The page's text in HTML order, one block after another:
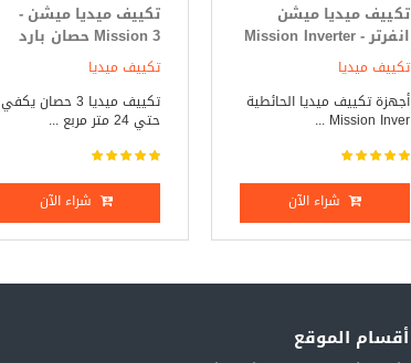
تكييف ميديا ميشن
انفرتر - Mission Inverter
3 حصان بارد _ ساخن
تكييف ميديا
أجهزة تكييف ميديا الحائطية
Mission Inver ...
شراء الآن
تكييف ميديا ميشن -
Mission 3 حصان بارد
فقط
تكييف ميديا
تكييف ميديا 3 حصان يكفي
حتي 24 متر مربع ...
شراء الآن
أقسام الموقع